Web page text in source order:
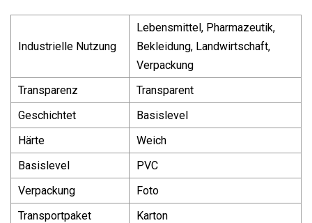
Industrielle Nutzung
Lebensmittel, Pharmazeutik,
Bekleidung, Landwirtschaft,
Verpackung
Transparenz
Transparent
Geschichtet
Basislevel
Härte
Weich
Basislevel
PVC
Verpackung
Foto
Transportpaket
Karton